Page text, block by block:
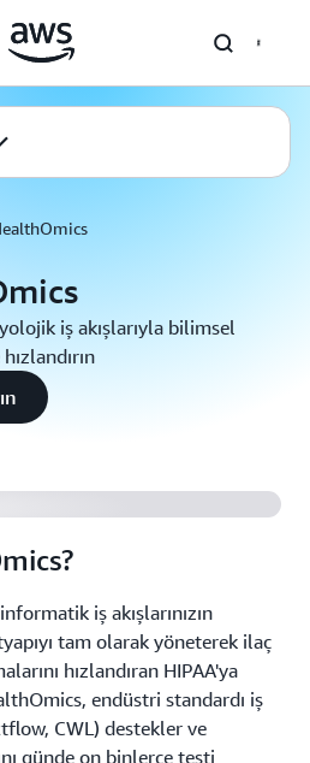
iş akışlarıyla bilimsel
iş akışlarınızın
tam olarak yöneterek ilaç
hızlandıran HIPAA'ya
endüstri standardı iş
CWL) destekler ve
günde on binlerce testi